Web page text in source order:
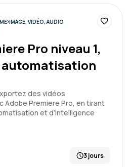
IMAGE, VIDÉO, AUDIO
Pro niveau 1,
des vidéos
Adobe Premiere Pro, en tirant
et d’intelligence
3 jours